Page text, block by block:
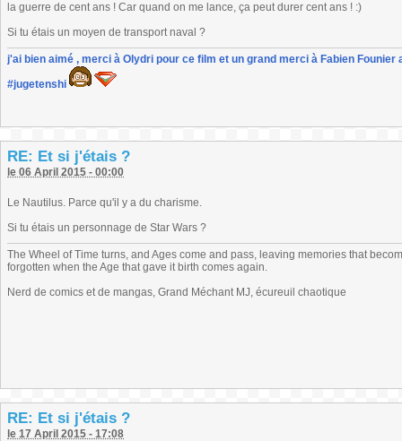
la guerre de cent ans ! Car quand on me lance, ça peut durer cent ans ! :)
Si tu étais un moyen de transport naval ?
j'ai bien aimé , merci à Olydri pour ce film et un grand merci à Fabien
#jugetenshi
RE: Et si j'étais ?
le 06 April 2015 - 00:00
Le Nautilus. Parce qu'il y a du charisme.
Si tu étais un personnage de Star Wars ?
The Wheel of Time turns, and Ages come and pass, leaving memories that
forgotten when the Age that gave it birth comes again.
Nerd de comics et de mangas, Grand Méchant MJ, écureuil chaotique
RE: Et si j'étais ?
le 17 April 2015 - 17:08